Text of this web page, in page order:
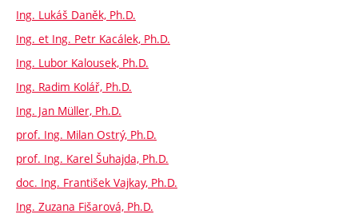
Ing. Lukáš Daněk, Ph.D.
Ing. et Ing. Petr Kacálek, Ph.D.
Ing. Lubor Kalousek, Ph.D.
Ing. Radim Kolář, Ph.D.
Ing. Jan Müller, Ph.D.
prof. Ing. Milan Ostrý, Ph.D.
prof. Ing. Karel Šuhajda, Ph.D.
doc. Ing. František Vajkay, Ph.D.
Ing. Zuzana Fišarová, Ph.D.